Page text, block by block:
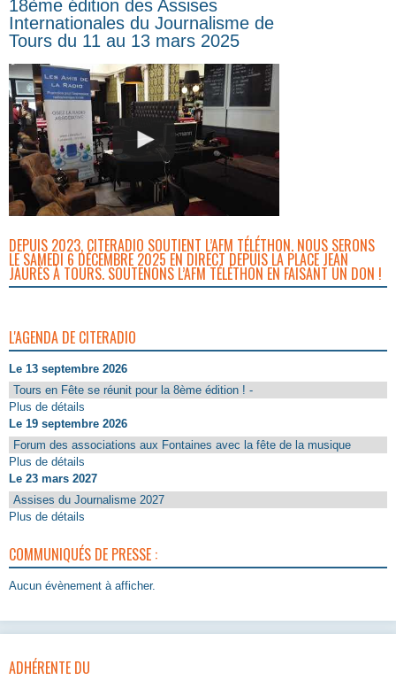
18ème édition des Assises
Internationales du Journalisme de
Tours du 11 au 13 mars 2025
DEPUIS 2023, CITERADIO SOUTIENT L’AFM TÉLÉTHON. NOUS SERONS
LE SAMEDI 6 DÉCEMBRE 2025 EN DIRECT DEPUIS LA PLACE JEAN
JAURÈS À TOURS. SOUTENONS L’AFM TÉLÉTHON EN FAISANT UN DON !
L'AGENDA DE CITERADIO
Le 13 septembre 2026
Tours en Fête se réunit pour la 8ème édition ! -
Plus de détails
Le 19 septembre 2026
Forum des associations aux Fontaines avec la fête de la musique
Plus de détails
Le 23 mars 2027
Assises du Journalisme 2027
Plus de détails
COMMUNIQUÉS DE PRESSE :
Aucun évènement à afficher.
ADHÉRENTE DU